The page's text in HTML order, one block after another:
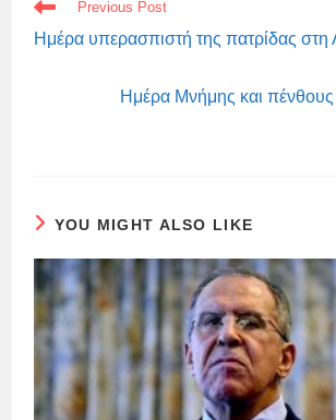
MORE
ARTICLES
Previous Post
Ημέρα υπερασπιστή της πατρίδας στη
Ημέρα Μνήμης και
YOU MIGHT ALSO LIKE